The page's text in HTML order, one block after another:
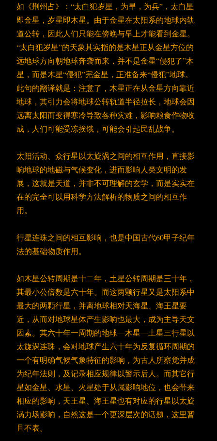
如《荆州占》：“太白犯岁星，为旱，为兵”，太白星
即金星，岁星即木星。由于金星在太阳系的地球内轨
道公转，因此人们只能在傍晚与早上才能看到金星。
“太白犯岁星”的天象其实指的是木星正从金星方位的
远地球方向朝地球奔袭而来，并不是金星“侵犯了”木
星，而是木星“侵犯”完金星，正准备来“侵犯”地球。
此句的翻译就是：注意了，木星正在从金星方向靠近
地球，其引力会将地球公转轨道半径拉长，地球会因
远离太阳而变得寒冷导致各种灾难，影响粮食作物收
成，人们可能受冻挨饿，可能会引起民乱战争。
太阳活动、众行星以太旋涡之间的相互作用，直接影
响地球的地磁与气候变化，进而影响人类文明的发
展，这就是天道，并非不可理解的玄学，而是实实在
在的完全可以用科学方法解析的物质之间的相互作
用。
行星连珠之间的相互影响，也是中国古代60甲子纪年
法的基础物质作用。
如木星公转周期是十二年，土星公转周期是三十年，
其最小公倍数是六十年。而这两颗行星又是太阳系中
最大的两颗行星，并离地球相对天海星、海王星要
近，从而对地球星体产生影响也最大，成为主导天文
因素。其六十年一周期的地球—木星—土星三行星以
太旋涡连珠，会对地球产生六十年为反复循环周期的
一个有明确气候气象特征的影响，为古人所察觉并成
为纪年法则，及记录相应规律以警示后人。而其它行
星如金星、水星、火星处于从属影响地位，也会带来
相应的影响，天王星、海王星也有对应的行星以太旋
涡力场影响，自然这是一个更深层次的话题，这里暂
且不表。